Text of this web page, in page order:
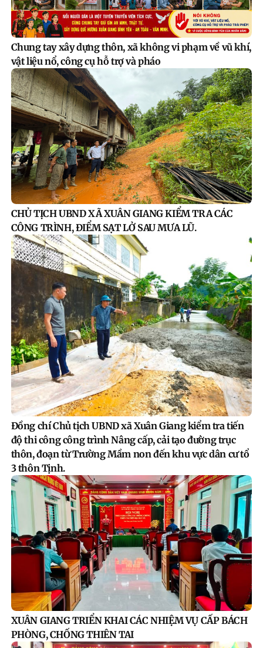
Chung tay xây dựng thôn, xã không vi phạm về vũ khí,
vật liệu nổ, công cụ hỗ trợ và pháo
CHỦ TỊCH UBND XÃ XUÂN GIANG KIỂM TRA CÁC
CÔNG TRÌNH, ĐIỂM SẠT LỞ SAU MƯA LŨ.
Đồng chí Chủ tịch UBND xã Xuân Giang kiểm tra tiến
độ thi công công trình Nâng cấp, cải tạo đường trục
thôn, đoạn từ Trường Mầm non đến khu vực dân cư tổ
3 thôn Tịnh.
XUÂN GIANG TRIỂN KHAI CÁC NHIỆM VỤ CẤP BÁCH
PHÒNG, CHỐNG THIÊN TAI